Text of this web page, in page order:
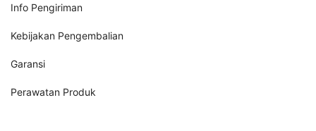
Info Pengiriman
Kebijakan Pengembalian
Garansi
Perawatan Produk